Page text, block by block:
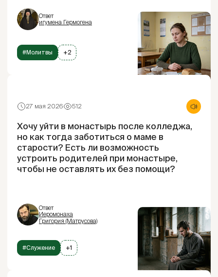
Ответ
игумена Гермогена
#Молитвы +2
27 мая 2026 512
Хочу уйти в монастырь после колледжа,
но как тогда заботиться о маме в
старости? Есть ли возможность
устроить родителей при монастыре,
чтобы не оставлять их без помощи?
Ответ
Иеромонаха
Григория (Матрусова)
#Служение +1